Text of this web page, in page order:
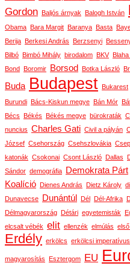
Gordon
Baljós árnyak Balogh István
Obama
Bara Margit Baranya Basta
Berija Berkesi András Berzsenyi
Bilbó
Bimbó Mihály birodalom BKV
Bond
Boromir Borsod Botka László
Buda Budapest Bukarest
Burundi Bács-Kiskun megye Bán Mór
Bécs
Békés Békés megye bürokraták
nuncius Charles Gati Civil a pályán
József Csehország Csehszlovákia
katonák Csokonai Csont László Dallas
Sándor demográfia Demokrata Párt
Koalíció
Dienes András Dietz Károly
Dunavecse Dunántúl Dél Dél-Afrika
Délmagyarország
Détári egyetemisták
elcsalt vébék elit ellenzék elmúlás
Erdély erkölcs erkölcsi
magyarosítás Esztergom EU